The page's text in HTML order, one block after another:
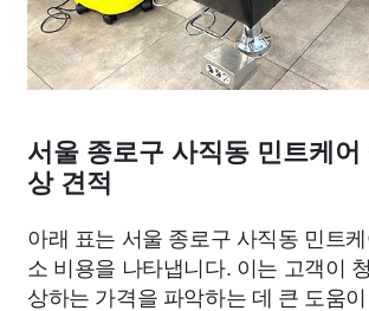
서울 종로구 사직동 민트케어
상 견적
아래 표는 서울 종로구 사직동 민트
소 비용을 나타냅니다. 이는 고객이
상하는 가격을 파악하는 데 큰 도움